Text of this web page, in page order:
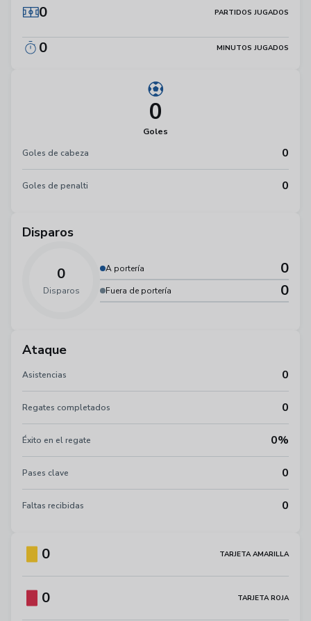
0
PARTIDOS JUGADOS
0 MINUTOS JUGADOS
0
Goles
Goles de cabeza
0
Goles de penalti 0
Disparos
0
Disparos
A portería 0
Fuera de portería 0
Ataque
Asistencias 0
Regates completados 0
Éxito en el regate 0%
Pases clave 0
Faltas recibidas 0
0 TARJETA AMARILLA
0 TARJETA ROJA